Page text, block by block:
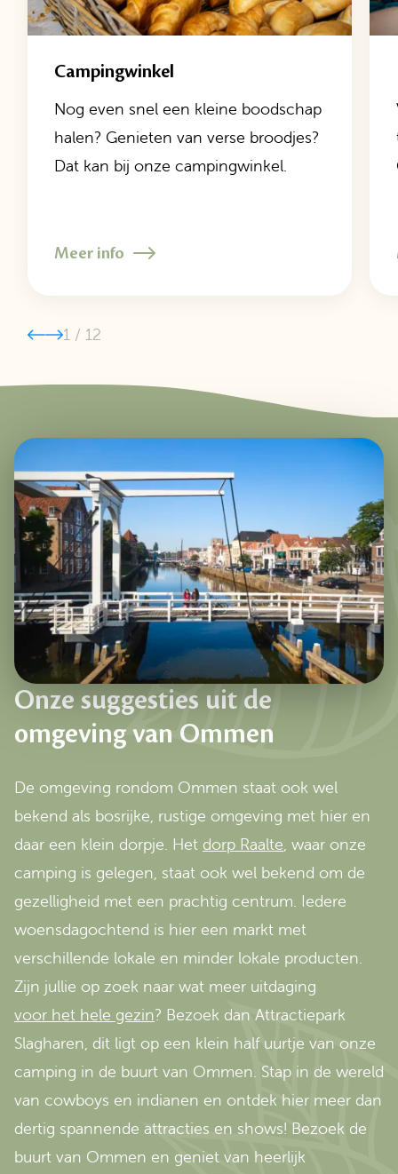
Campingwinkel
Nog even snel een kleine boodschap
halen? Genieten van verse broodjes?
Dat kan bij onze campingwinkel.
Meer info
1 / 12
Onze suggesties uit de
omgeving van Ommen
De omgeving rondom Ommen staat ook wel
bekend als bosrijke, rustige omgeving met hier en
daar een klein dorpje. Het dorp Raalte , waar onze
camping is gelegen, staat ook wel bekend om de
gezelligheid met een prachtig centrum. Iedere
woensdagochtend is hier een markt met
verschillende lokale en minder lokale producten.
Zijn jullie op zoek naar wat meer uitdaging
voor het hele gezin? Bezoek dan Attractiepark
Slagharen, dit ligt op een klein half uurtje van onze
camping in de buurt van Ommen. Stap in de wereld
van cowboys en indianen en ontdek hier meer dan
dertig spannende attracties en shows! Bezoek de
buurt van Ommen en geniet van heerlijk